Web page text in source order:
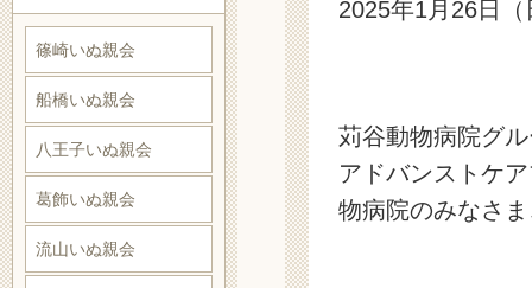
2025年1月26日
苅谷動物病院グ
アドバンストケ
物病院のみなさ
篠崎いぬ親会
船橋いぬ親会
八王子いぬ親会
葛飾いぬ親会
流山いぬ親会